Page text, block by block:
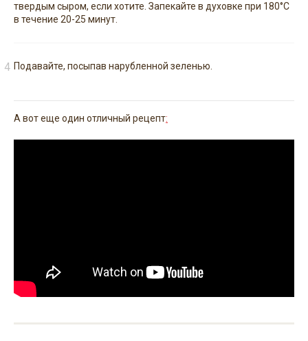
твердым сыром, если хотите. Запекайте в духовке при 180°С
в течение 20-25 минут.
Подавайте, посыпав нарубленной зеленью.
А вот еще один отличный рецепт: